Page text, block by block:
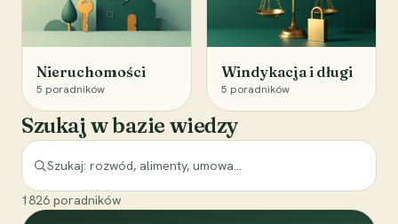
Nieruchomości
5 poradników
Windykacja i długi
5 poradników
Szukaj w bazie wiedzy
1826 poradników